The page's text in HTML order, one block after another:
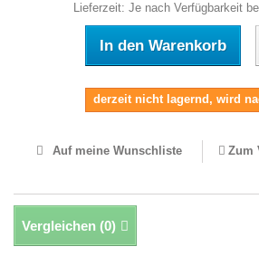
Lieferzeit: Je nach Verfügbarkeit
In den Warenkorb
derzeit nicht lagernd, wird
Auf meine Wunschliste Zum
Vergleichen (0)